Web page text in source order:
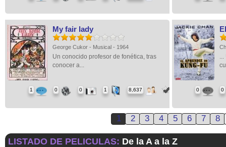
My fair lady
George Cukor - Musical - 1964
Un conocido profesor de fonética, tras
conocer a...
1 0 0 1 8,637 0 0
1 2 3 4 5 6 7 8
LISTADO DE PELICULAS: De la A a la Z